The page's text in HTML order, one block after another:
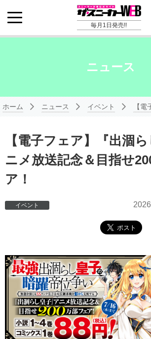
毎月1日発売!!
ニュース
ホーム ニュース イベント 【電
【電子フェア】『出涸
ニメ放送記念＆目指せ
ア！
イベント